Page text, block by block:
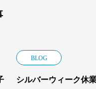
BLOG
シルバーウィーク休